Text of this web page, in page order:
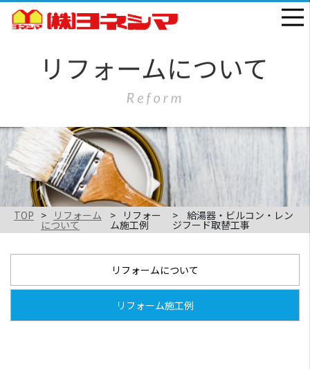
TOP リフォーム
について
リフォー
ム施工例
給湯器・ビルコン・レン
ジフード取替工事
リフォームについて
リフォーム施工例